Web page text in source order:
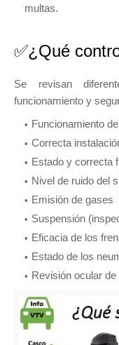
multas.
✅¿Qué
Se revisan
funcionamiento y
Funcionamiento
Correcta
Estado y correcta
Nivel de ruido del
Emisión de gases
Suspensión
Eficacia de los
Estado de los
Revisión ocular